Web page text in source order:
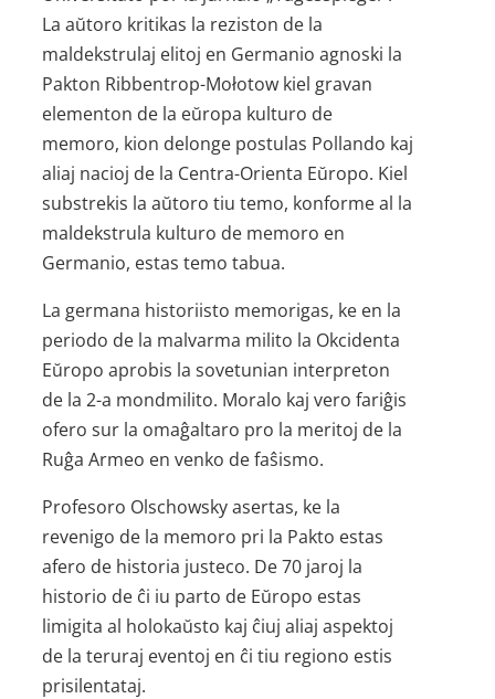
La aŭtoro kritikas la reziston de la
maldekstrulaj elitoj en Germanio agnoski la
Pakton Ribbentrop-Mołotow kiel gravan
elementon de la eŭropa kulturo de
memoro, kion delonge postulas Pollando kaj
aliaj nacioj de la Centra-Orienta Eŭropo. Kiel
substrekis la aŭtoro tiu temo, konforme al la
maldekstrula kulturo de memoro en
Germanio, estas temo tabua.
La germana historiisto memorigas, ke en la
periodo de la malvarma milito la Okcidenta
Eŭropo aprobis la sovetunian interpreton
de la 2-a mondmilito. Moralo kaj vero fariĝis
ofero sur la omaĝaltaro pro la meritoj de la
Ruĝa Armeo en venko de faŝismo.
Profesoro Olschowsky asertas, ke la
revenigo de la memoro pri la Pakto estas
afero de historia justeco. De 70 jaroj la
historio de ĉi iu parto de Eŭropo estas
limigita al holokaŭsto kaj ĉiuj aliaj aspektoj
de la teruraj eventoj en ĉi tiu regiono estis
prisilentataj.